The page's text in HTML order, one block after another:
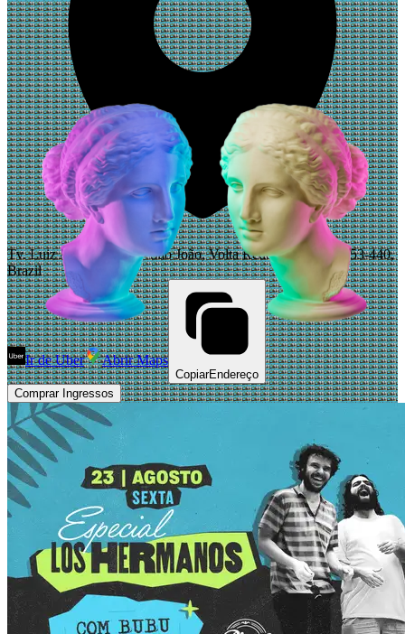
Tv. Luiz Antônio Felix - São João, Volta Redonda - RJ, 27253-440,
Brazil
Ir de Uber Abrir Maps
CopiarEndereço
Comprar Ingressos